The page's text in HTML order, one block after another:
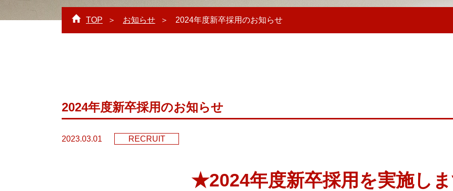
TOP お知らせ 2024年度新卒採用のお知らせ
2024年度新卒採用のお知らせ
2023.03.01 RECRUIT
★2024年度新卒採用を実施し